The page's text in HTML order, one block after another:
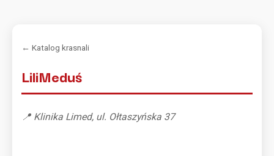
← Katalog krasnali
LiliMeduś
📍 Klinika Limed, ul. Ołtaszyńska 37